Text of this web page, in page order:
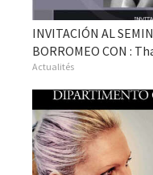
INVITACIÓN AL
BORROMEO CON :
Actualités